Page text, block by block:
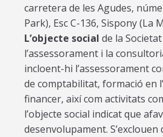
carretera de les Agudes,
Park), Esc C-136, Sispony (La
L’objecte social de la
l’assessorament i la
incloent-hi l’assessorament
de comptabilitat, formació en
financer, així com activitats
l’objecte social indicat que
desenvolupament. S’exclouen